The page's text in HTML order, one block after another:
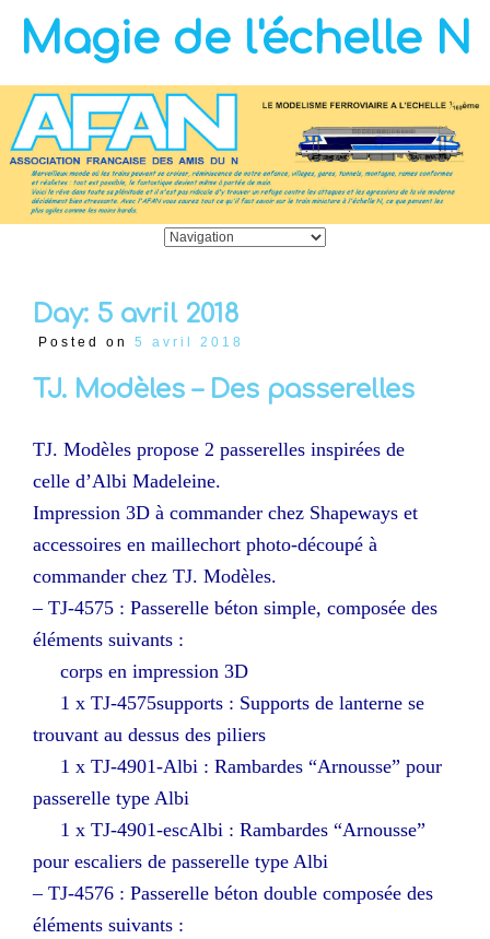
Magie de l'échelle N
Day: 5 avril 2018
Posted on 5 avril 2018
TJ. Modèles – Des passerelles
TJ. Modèles propose 2 passerelles inspirées de
celle d’Albi Madeleine.
Impression 3D à commander chez Shapeways et
accessoires en maillechort photo-découpé à
commander chez TJ. Modèles.
– TJ-4575 : Passerelle béton simple, composée des
éléments suivants :
corps en impression 3D
1 x TJ-4575supports : Supports de lanterne se
trouvant au dessus des piliers
1 x TJ-4901-Albi : Rambardes “Arnousse” pour
passerelle type Albi
1 x TJ-4901-escAlbi : Rambardes “Arnousse”
pour escaliers de passerelle type Albi
– TJ-4576 : Passerelle béton double composée des
éléments suivants :